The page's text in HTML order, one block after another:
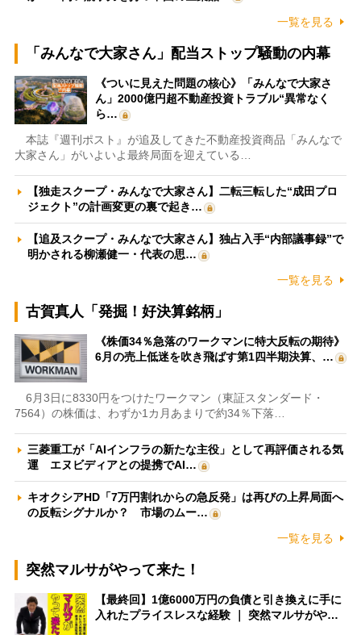
一覧を見る
「みんなで大家さん」配当ストップ騒動の内幕
《ついに見えた問題の核心》「みんなで大家さ
ん」2000億円超不動産投資トラブル“異常なく
ら…
本誌『週刊ポスト』が追及してきた不動産投資商品「みんなで
大家さん」がいよいよ最終局面を迎えている…
【独走スクープ・みんなで大家さん】二転三転した“成田プロ
ジェクト”の計画変更の裏で起き…
【追及スクープ・みんなで大家さん】独占入手“内部議事録”で
明かされる柳瀬健一・代表の思…
一覧を見る
古賀真人「発掘！好決算銘柄」
《株価34％急落のワークマンに特大反転の期待》
6月の売上低迷を吹き飛ばす第1四半期決算、…
6月3日に8330円をつけたワークマン（東証スタンダード・
7564）の株価は、わずか1カ月あまりで約34％下落…
三菱重工が「AIインフラの新たな主役」として再評価される気
運 エヌビディアとの提携でAI…
キオクシアHD「7万円割れからの急反発」は再びの上昇局面へ
の反転シグナルか？ 市場のムー…
一覧を見る
突然マルサがやって来た！
【最終回】1億6000万円の負債と引き換えに手に
入れたプライスレスな経験 ｜ 突然マルサがや…